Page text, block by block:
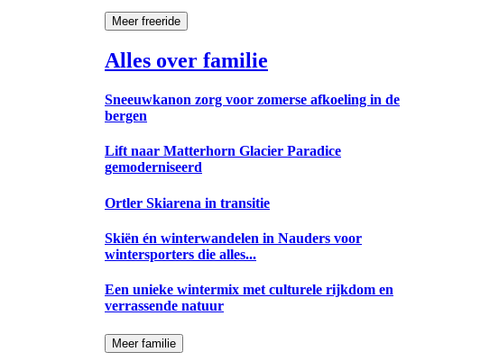
Meer freeride
Alles over familie
Sneeuwkanon zorg voor zomerse afkoeling in de
bergen
Lift naar Matterhorn Glacier Paradice
gemoderniseerd
Ortler Skiarena in transitie
Skiën én winterwandelen in Nauders voor
wintersporters die alles...
Een unieke wintermix met culturele rijkdom en
verrassende natuur
Meer familie